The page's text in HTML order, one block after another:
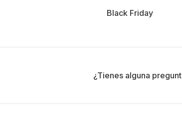
Black Friday
¿Tienes alguna